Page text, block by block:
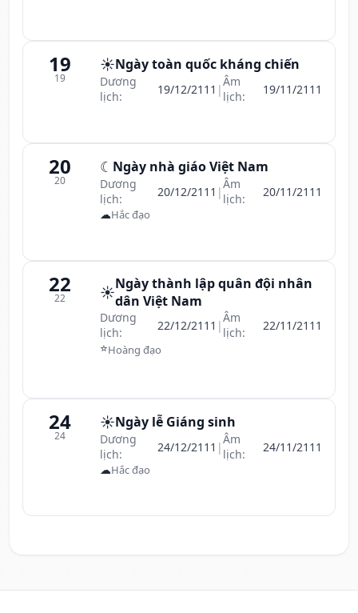
19
19
☀️Ngày toàn quốc kháng chiến
Dương
lịch:
19/12/2111 |Âm
lịch:
19/11/2111
20
20
☾ Ngày nhà giáo Việt Nam
Dương
lịch:
20/12/2111 |Âm
lịch:
20/11/2111
☁Hắc đạo
22
22 ☀️Ngày thành lập quân đội nhân
dân Việt Nam
Dương
lịch:
22/12/2111 |Âm
lịch:
22/11/2111
⭐Hoàng đạo
24
24
☀️Ngày lễ Giáng sinh
Dương
lịch:
24/12/2111 |Âm
lịch:
24/11/2111
☁Hắc đạo